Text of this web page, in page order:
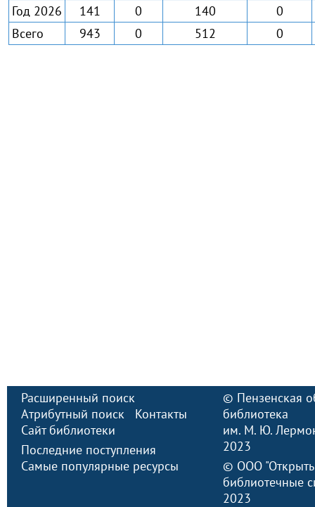
Год 2026
141 0 140
0
Всего
943 0 512 0
Расширенный поиск
Атрибутный поиск
Контакты
Сайт библиотеки
Последние поступления
Самые популярные ресурсы
© Пензенская
библиотека
им. М. Ю.
2023
© ООО
библиотечные
2023